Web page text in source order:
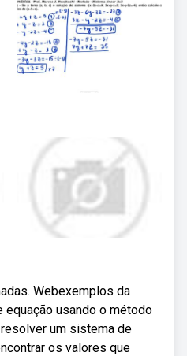
Webexemplos da
usando o método
um sistema de
os valores que